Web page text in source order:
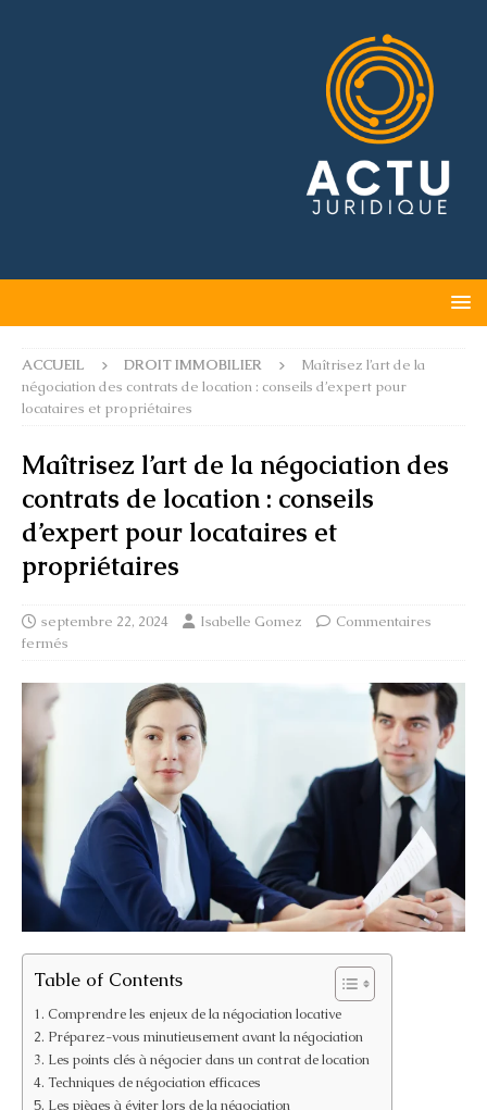
ACCUEIL DROIT IMMOBILIER
Maîtrisez l’art de la
négociation des contrats de location : conseils d’expert pour
locataires et propriétaires
Maîtrisez l’art de la négociation des
contrats de location : conseils
d’expert pour locataires et
propriétaires
septembre 22, 2024 Isabelle Gomez
Commentaires
fermés
Table of Contents
Comprendre les enjeux de la négociation locative
Préparez-vous minutieusement avant la négociation
Les points clés à négocier dans un contrat de location
Techniques de négociation efficaces
Les pièges à éviter lors de la négociation